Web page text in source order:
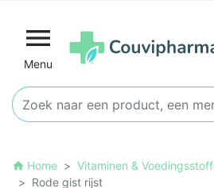

Menu
home Home Vitaminen &
Rode gist rijst